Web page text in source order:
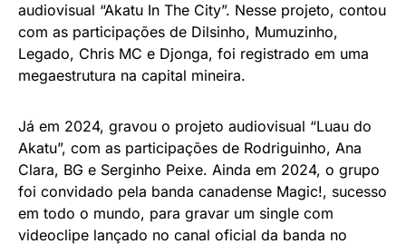
audiovisual “Akatu In The City”. Nesse projeto, contou
com as participações de Dilsinho, Mumuzinho,
Legado, Chris MC e Djonga, foi registrado em uma
megaestrutura na capital mineira.
Já em 2024, gravou o projeto audiovisual “Luau do
Akatu”, com as participações de Rodriguinho, Ana
Clara, BG e Serginho Peixe. Ainda em 2024, o grupo
foi convidado pela banda canadense Magic!, sucesso
em todo o mundo, para gravar um single com
videoclipe lançado no canal oficial da banda no